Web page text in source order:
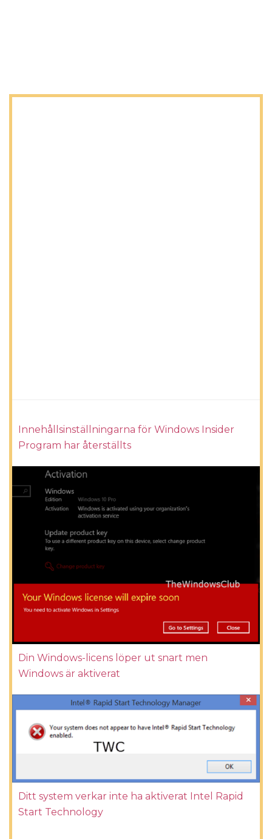
Innehållsinställningarna för Windows Insider
Program har återställts
Din Windows-licens löper ut snart men
Windows är aktiverat
Ditt system verkar inte ha aktiverat Intel Rapid
Start Technology